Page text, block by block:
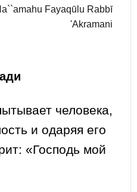
Fayaqūlu Rabbī
'Akramani
человека,
и одаряя его
«Господь мой